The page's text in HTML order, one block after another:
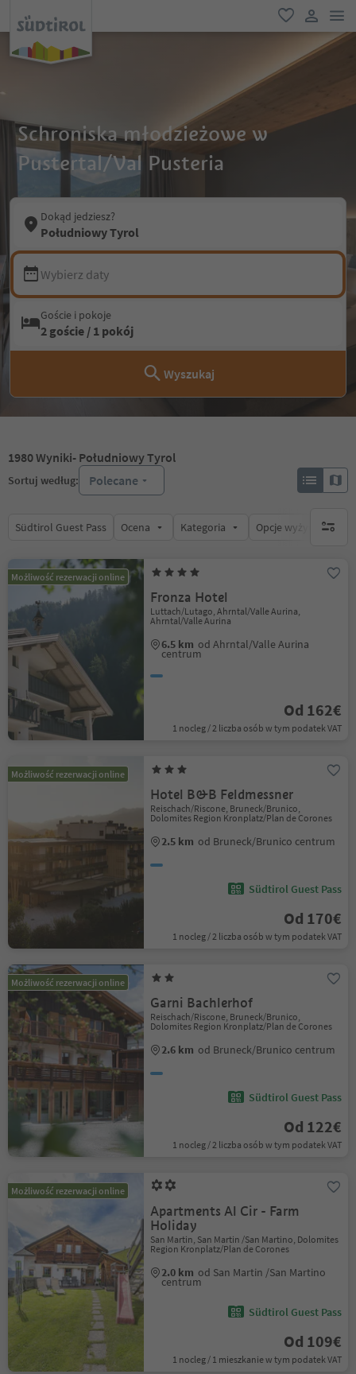
ulubione
link
Schroniska młodzieżowe w
Pustertal/Val Pusteria
Dokąd jedziesz?
Południowy Tyrol
Wybierz daty
Goście i pokoje
2 goście / 1 pokój
Wyszukaj
1980Wyniki- Południowy Tyrol
Sortuj według: Polecane
Südtirol Guest Pass Ocena Kategoria Opcje wyżywieniabrak
Możliwość rezerwacji online
Fronza Hotel
Luttach/Lutago, Ahrntal/Valle Aurina,
Ahrntal/Valle Aurina
6.5 km od Ahrntal/Valle Aurina
centrum
Od 162€
1 nocleg / 2 liczba osób w tym podatek VAT
Możliwość rezerwacji online
Hotel B&B Feldmessner
Reischach/Riscone, Bruneck/Brunico,
Dolomites Region Kronplatz/Plan de Corones
2.5 km od Bruneck/Brunico centrum
Südtirol Guest Pass
Od 170€
1 nocleg / 2 liczba osób w tym podatek VAT
Możliwość rezerwacji online
Garni Bachlerhof
Reischach/Riscone, Bruneck/Brunico,
Dolomites Region Kronplatz/Plan de Corones
2.6 km od Bruneck/Brunico centrum
Südtirol Guest Pass
Od 122€
1 nocleg / 2 liczba osób w tym podatek VAT
Możliwość rezerwacji online
Apartments Al Cir - Farm
Holiday
San Martin, San Martin /San Martino, Dolomites
Region Kronplatz/Plan de Corones
2.0 km od San Martin /San Martino
centrum
Südtirol Guest Pass
Od 109€
1 nocleg / 1 mieszkanie w tym podatek VAT